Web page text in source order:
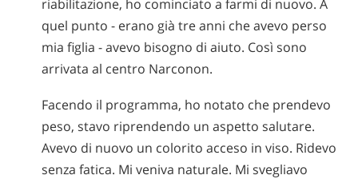
riabilitazione, ho cominciato a farmi di nuovo. A
quel punto - erano già tre anni che avevo perso
mia figlia - avevo bisogno di aiuto. Così sono
arrivata al centro Narconon.
Facendo il programma, ho notato che prendevo
peso, stavo riprendendo un aspetto salutare.
Avevo di nuovo un colorito acceso in viso. Ridevo
senza fatica. Mi veniva naturale. Mi svegliavo